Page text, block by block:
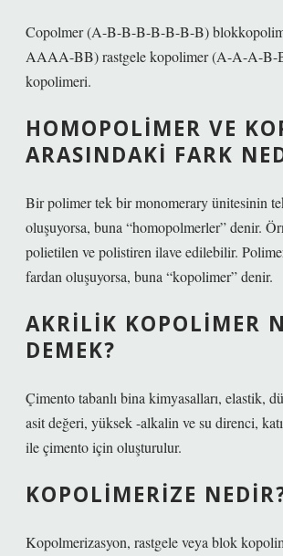
Copolmer (A-B-B-B-B-B-B-B)
AAAA-BB) rastgele kopolimer (A-A-A-B-
kopolimeri.
HOMOPOLIMER VE
ARASINDAKI FARK
Bir polimer tek bir monomerary ünitesinin
oluşuyorsa, buna “homopolmerler” denir.
polietilen ve polistiren ilave edilebilir.
fardan oluşuyorsa, buna “kopolimer” denir.
AKRILIK KOPOLIMER
DEMEK?
Çimento tabanlı bina kimyasalları, elastik,
asit değeri, yüksek -alkalin ve su direnci,
ile çimento için oluşturulur.
KOPOLIMERIZE
Kopolmerizasyon, rastgele veya blok